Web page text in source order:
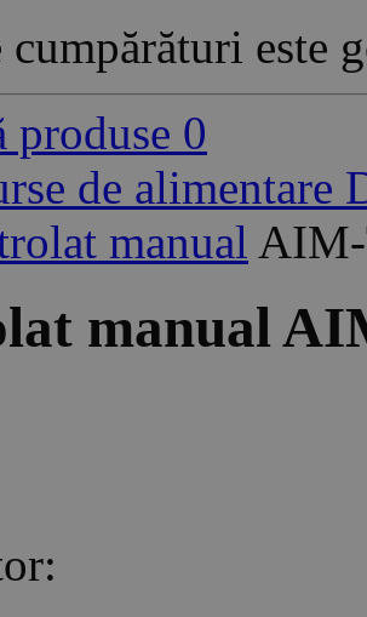
cumpărături este
produse 0
de alimentare
manual
manual